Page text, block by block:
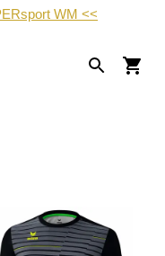
WM <<